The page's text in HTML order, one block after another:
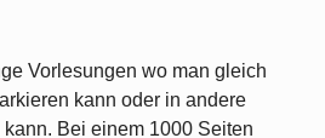
Vorlesungen wo man gleich
kann oder in andere
Bei einem 1000 Seiten